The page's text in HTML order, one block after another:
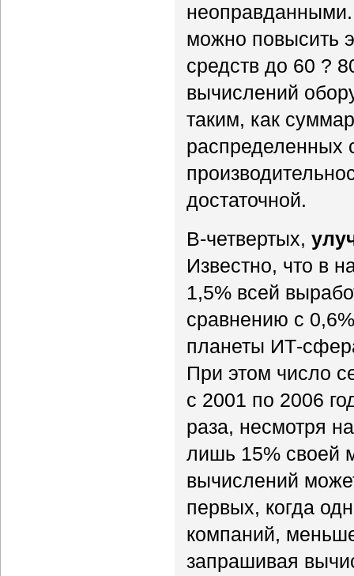
можно повысить
средств до 60 ?
вычислений
таким, как
распределенных
достаточной.
В-четвертых,
Известно, что в
1,5% всей
сравнению с
планеты ИТ-
При этом число
с 2001 по 2006
раза, несмотря
лишь 15% своей
вычислений
первых, когда
компаний,
запрашивая